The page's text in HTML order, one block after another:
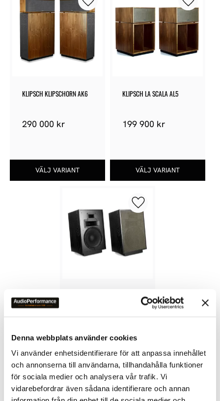
Denna webbplats använder cookies
Vi använder enhetsidentifierare för att anpassa innehållet
och annonserna till användarna, tillhandahålla funktioner
för sociala medier och analysera vår trafik. Vi
vidarebefordrar även sådana identifierare och annan
OMDÖMEN
KLIPSCH KLIPSCHORN AK6
290 000 kr
Lägg till i favoriter
KLIPSCH LA SCALA AL5
199 900 kr
Lägg till
Lägg till i favoriter